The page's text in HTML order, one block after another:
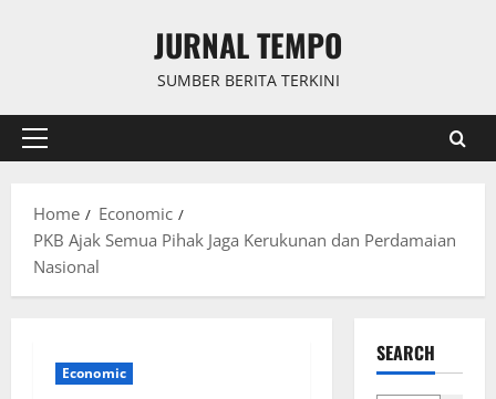
JURNAL TEMPO
SUMBER BERITA TERKINI
Primary
Home
Economic
PKB Ajak Semua Pihak Jaga Kerukunan dan Perdamaian
Nasional
Economic
SEARCH